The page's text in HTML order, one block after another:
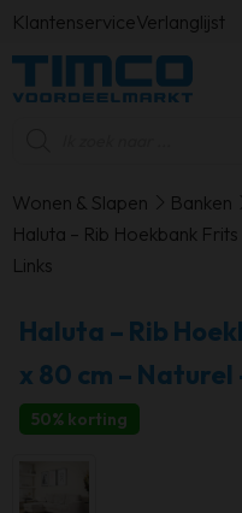
KlantenserviceVerlanglijst
Wonen & Slapen Banken
Haluta – Rib Hoekbank
Links
Haluta – Rib
x 80 cm – Naturel
50% korting